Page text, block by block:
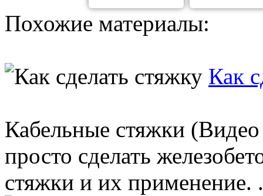
Похожие материалы:
Как
Кабельные стяжки
просто сделать
стяжки и их применение.